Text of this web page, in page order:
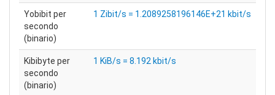
Yobibit per
secondo
(binario)
1 Zibit/s = 1.2089258196146E+21 kbit/s
Kibibyte per
secondo
(binario)
1 KiB/s = 8.192 kbit/s